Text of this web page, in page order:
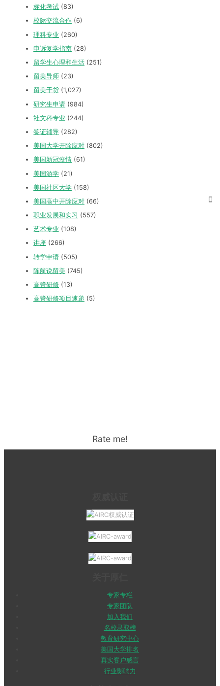
标化考试 (83)
校际交流合作 (6)
理科专业 (260)
申诉复学指南 (28)
留学生心理和生活 (251)
留美导师 (23)
留美干货 (1,027)
研究生申请 (984)
社文科专业 (244)
签证辅导 (282)
美国大学开除应对 (802)
美国新冠疫情 (61)
美国游学 (21)
美国社区大学 (158)
美国高中开除应对 (66)
职业发展和实习 (557)
艺术专业 (108)
讲座 (266)
转学申请 (505)
陈航说留美 (745)
高管研修 (13)
高管研修项目速递 (5)
Rate me!
专家专栏
专家团队
加入我们
名校录取榜
教育研究中心
美国大学排名
真实客户感言
行业影响力